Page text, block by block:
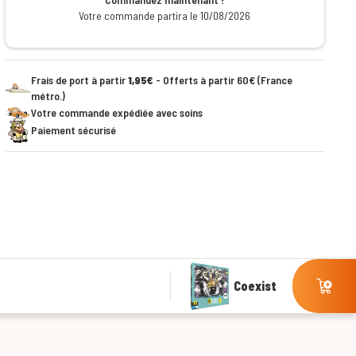
Votre commande partira le 10/08/2026
Frais de port à partir1,95€ - Offerts à partir 60€ (France
métro.)
Votre commande expédiée avec soins
Paiement sécurisé
Coexist